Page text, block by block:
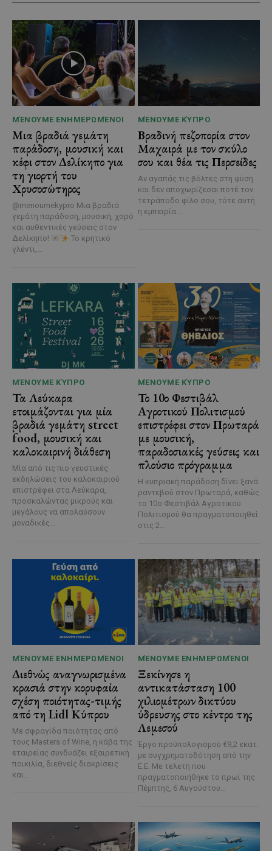
ΜΈΝΟΥΜΕ ΕΝΗΜΕΡΩΜΈΝΟΙ
Μια βραδιά γεμάτη
παράδοση, μουσική και
κέφι στον Δελίκηπο για
τη γιορτή του
Χρυσοσώτηρος
@menoumekypro Μια βραδιά
γεμάτη παράδοση, μουσική, χορό
και αυθεντικές γεύσεις στον
Δελίκηπο!
Το κρητικό
γλέντι,...
ΜΈΝΟΥΜΕ ΚΎΠΡΟ
Βραδινή πεζοπορία στον
Μαχαιρά με τον σκύλο
σου και θέα τις Περσείδες
Αν αγαπάς τις βόλτες στη φύση
και δεν αποχωρίζεσαι ποτέ τον
τετράποδο φίλο σου, τότε αυτή
η εμπειρία...
ΜΈΝΟΥΜΕ ΚΎΠΡΟ
Τα Λεύκαρα
ετοιμάζονται για μία
βραδιά γεμάτη street
food, μουσική και
καλοκαιρινή διάθεση
Μία από τις πιο γευστικές
εκδηλώσεις του καλοκαιριού
επιστρέφει στα Λεύκαρα,
προσκαλώντας μικρούς και
μεγάλους να απολαύσουν
μοναδικές...
ΜΈΝΟΥΜΕ ΚΎΠΡΟ
Το 10ο Φεστιβάλ
Αγροτικού Πολιτισμού
επιστρέφει στον Πρωταρά
με μουσική,
παραδοσιακές γεύσεις και
πλούσιο πρόγραμμα
Η κυπριακή παράδοση δίνει ξανά
ραντεβού στον Πρωταρά, καθώς
το 10ο Φεστιβάλ Αγροτικού
Πολιτισμού θα πραγματοποιηθεί
στις 2...
ΜΈΝΟΥΜΕ ΕΝΗΜΕΡΩΜΈΝΟΙ
Διεθνώς αναγνωρισμένα
κρασιά στην κορυφαία
σχέση ποιότητας-τιμής
από τη Lidl Κύπρου
Με σφραγίδα ποιότητας από
τους Masters of Wine, η κάβα της
εταιρείας συνδυάζει εξαιρετική
ποικιλία, διεθνείς διακρίσεις
και...
ΜΈΝΟΥΜΕ ΕΝΗΜΕΡΩΜΈΝΟΙ
Ξεκίνησε η
αντικατάσταση 100
χιλιομέτρων δικτύου
ύδρευσης στο κέντρο της
Λεμεσού
Έργο προϋπολογισμού €9,2 εκατ.
με συγχρηματοδότηση από την
Ε.Ε. Με τελετή που
πραγματοποιήθηκε το πρωί της
Πέμπτης, 6 Αυγούστου...